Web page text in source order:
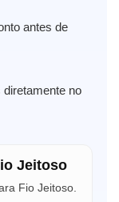
antes de
no
Jeitoso
Fio Jeitoso.